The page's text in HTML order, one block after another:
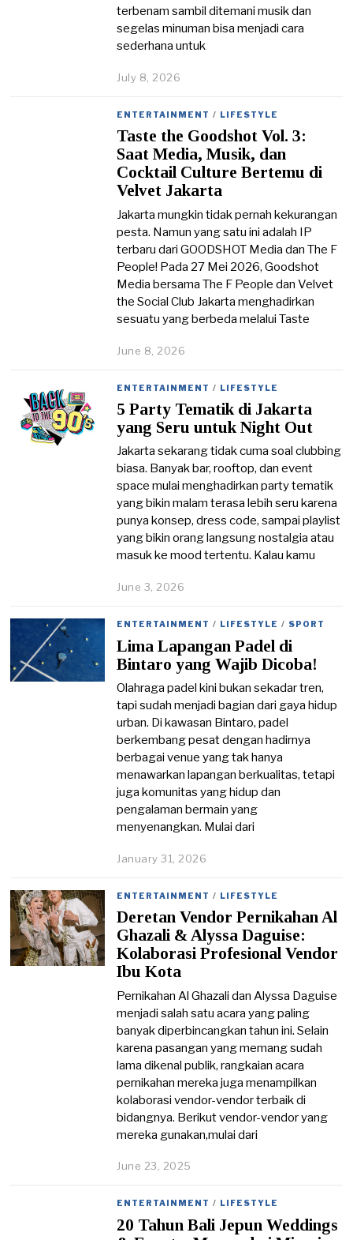
terbenam sambil ditemani musik dan
segelas minuman bisa menjadi cara
sederhana untuk
July 8, 2026
y
8
,
2
0
2
ENTERTAINMENT / LIFESTYLE
Taste the Goodshot Vol. 3:
Saat Media, Musik, dan
Cocktail Culture Bertemu di
Velvet Jakarta
Jakarta mungkin tidak pernah kekurangan
pesta. Namun yang satu ini adalah IP
terbaru dari GOODSHOT Media dan The F
People! Pada 27 Mei 2026, Goodshot
Media bersama The F People dan Velvet
the Social Club Jakarta menghadirkan
sesuatu yang berbeda melalui Taste
June 8, 2026
e
1
,
2
0
6
ENTERTAINMENT / LIFESTYLE
5 Party Tematik di Jakarta
yang Seru untuk Night Out
Jakarta sekarang tidak cuma soal clubbing
biasa. Banyak bar, rooftop, dan event
space mulai menghadirkan party tematik
yang bikin malam terasa lebih seru karena
punya konsep, dress code, sampai playlist
yang bikin orang langsung nostalgia atau
masuk ke mood tertentu. Kalau kamu
June 3, 2026
e
3
2
0
2
ENTERTAINMENT / LIFESTYLE / SPORT
Lima Lapangan Padel di
Bintaro yang Wajib Dicoba!
Olahraga padel kini bukan sekadar tren,
tapi sudah menjadi bagian dari gaya hidup
urban. Di kawasan Bintaro, padel
berkembang pesat dengan hadirnya
berbagai venue yang tak hanya
menawarkan lapangan berkualitas, tetapi
juga komunitas yang hidup dan
pengalaman bermain yang
menyenangkan. Mulai dari
January 31, 2026
u
a
y
3
2
0
2
6
ENTERTAINMENT / LIFESTYLE
Deretan Vendor Pernikahan Al
Ghazali & Alyssa Daguise:
Kolaborasi Profesional Vendor
Ibu Kota
Pernikahan Al Ghazali dan Alyssa Daguise
menjadi salah satu acara yang paling
banyak diperbincangkan tahun ini. Selain
karena pasangan yang memang sudah
lama dikenal publik, rangkaian acara
pernikahan mereka juga menampilkan
kolaborasi vendor-vendor terbaik di
bidangnya. Berikut vendor-vendor yang
mereka gunakan,mulai dari
June 23, 2025
e
2
3
ENTERTAINMENT / LIFESTYLE
20 Tahun Bali Jepun Weddings